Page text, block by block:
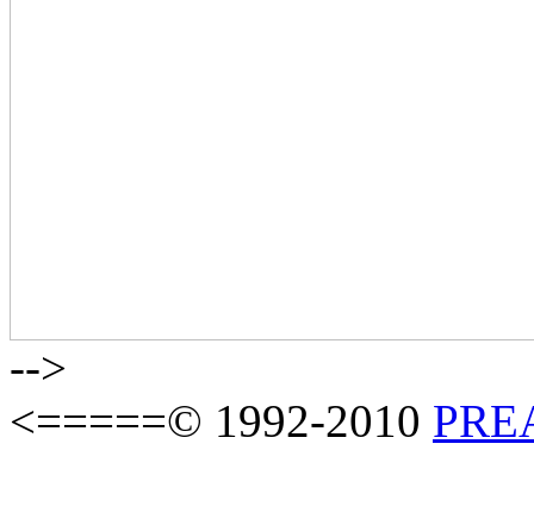
-->
<=====© 1992-2010